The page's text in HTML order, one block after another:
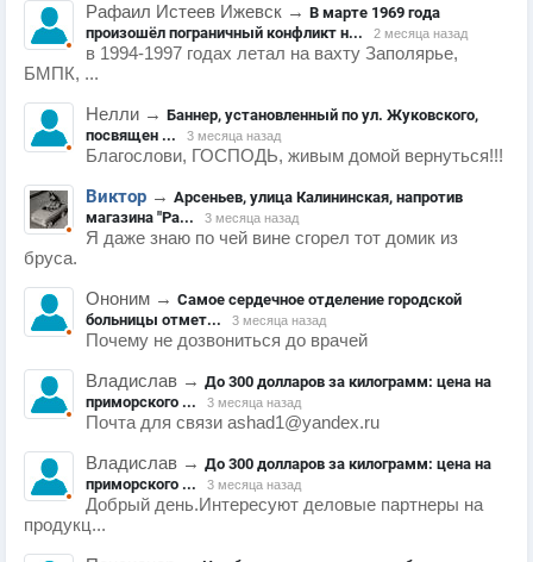
Рафаил Истеев Ижевск → В марте 1969 года
произошёл пограничный конфликт н...
2 месяца назад
в 1994-1997 годах летал на вахту Заполярье,
БМПК, ...
Нелли → Баннер, установленный по ул. Жуковского,
посвящен ...
3 месяца назад
Благослови, ГОСПОДЬ, живым домой вернуться!!!
Виктор → Арсеньев, улица Калининская, напротив
магазина "Ра...
3 месяца назад
Я даже знаю по чей вине сгорел тот домик из
бруса.
Ононим → Самое сердечное отделение городской
больницы отмет...
3 месяца назад
Почему не дозвониться до врачей
Владислав → До 300 долларов за килограмм: цена на
приморского ...
3 месяца назад
Почта для связи ashad1@yandex.ru
Владислав → До 300 долларов за килограмм: цена на
приморского ...
3 месяца назад
Добрый день.Интересуют деловые партнеры на
продукц...